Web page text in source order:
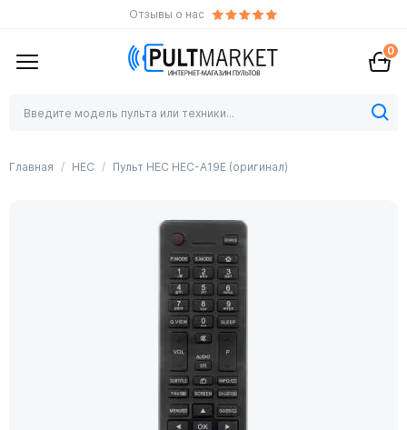
Отзывы о нас
0
Главная HEC Пульт HEC HEC-A19E (оригинал)